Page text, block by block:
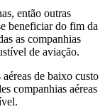
então outras
beneficiar do fim da
as companhias
de aviação.
de baixo custo
companhias aéreas